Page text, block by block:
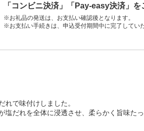
「コンビニ決済」「Pay-easy決済」
※お礼品の発送は、お支払い確認後となります。
※お支払い手続きは、申込受付期間中に完了してい
で味付けしました。
だれを全体に浸透させ、柔らかく旨味た